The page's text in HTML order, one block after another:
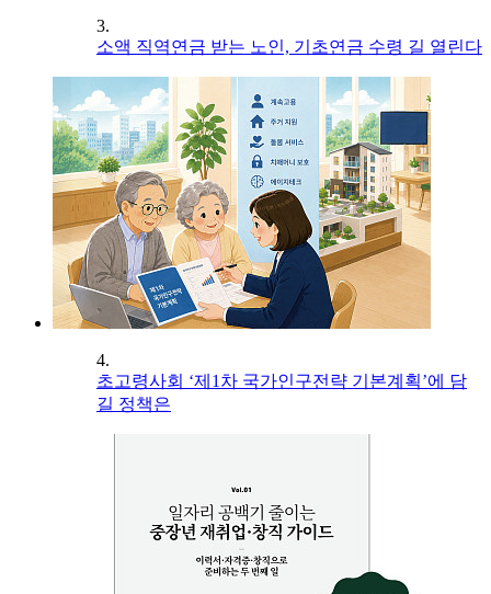
3.
소액 직역연금 받는 노인, 기초연금 수령 길 열린다
4.
초고령사회 ‘제1차 국가인구전략 기본계획’에 담
길 정책은